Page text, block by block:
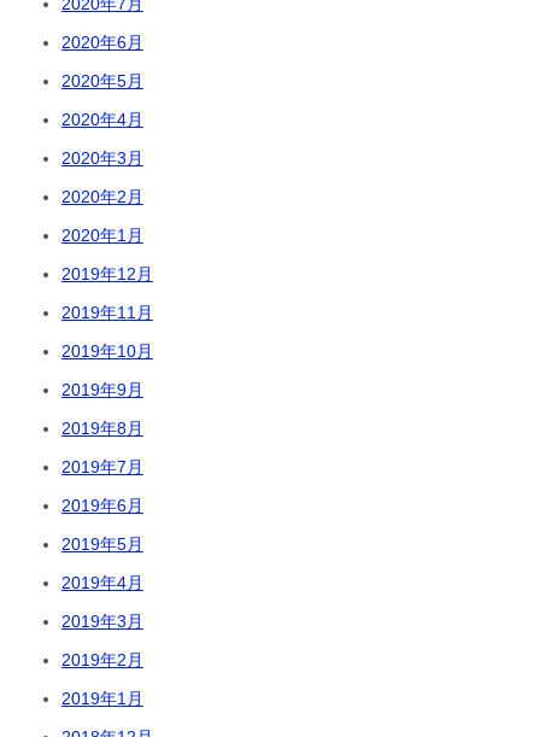
2020年6月
2020年5月
2020年4月
2020年3月
2020年2月
2020年1月
2019年12月
2019年11月
2019年10月
2019年9月
2019年8月
2019年7月
2019年6月
2019年5月
2019年4月
2019年3月
2019年2月
2019年1月